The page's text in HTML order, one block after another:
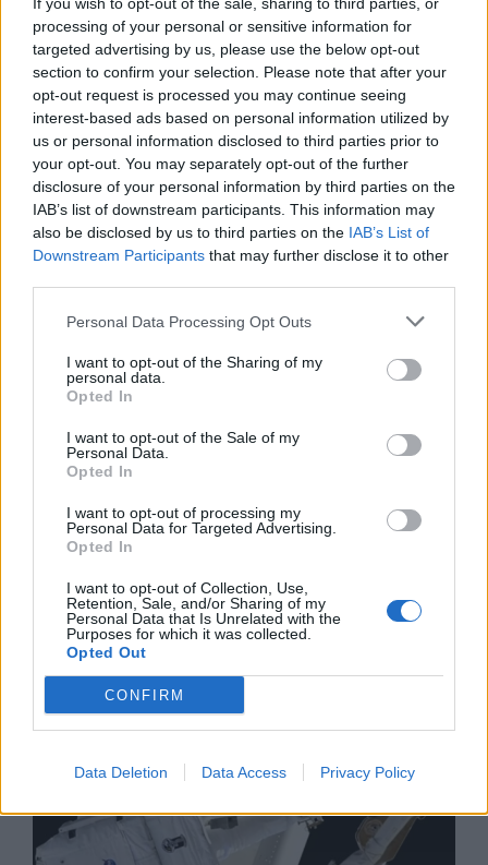
processing of your personal or sensitive information for
targeted advertising by us, please use the below opt-out
section to confirm your selection. Please note that after your
opt-out request is processed you may continue seeing
interest-based ads based on personal information utilized by
us or personal information disclosed to third parties prior to
your opt-out. You may separately opt-out of the further
disclosure of your personal information by third parties on the
IAB’s list of downstream participants. This information may
also be disclosed by us to third parties on the IAB’s List of
Downstream Participants that may further disclose it to other
Personal Data Processing Opt Outs
I want to opt-out of the Sharing of my
personal data.
Opted In
I want to opt-out of the Sale of my
Personal Data.
Opted In
I want to opt-out of processing my
Personal Data for Targeted Advertising.
Opted In
I want to opt-out of Collection, Use,
Retention, Sale, and/or Sharing of my
Personal Data that Is Unrelated with the
Purposes for which it was collected.
Opted Out
CONFIRM
Data Deletion Data Access Privacy Policy
Древен храм на почти 900 години
откриха под кафене за сладолед в
Полша
Изкуствен интелект за първи път
създаде нови жизнеспособни вируси
07.08.2026 / 15:30